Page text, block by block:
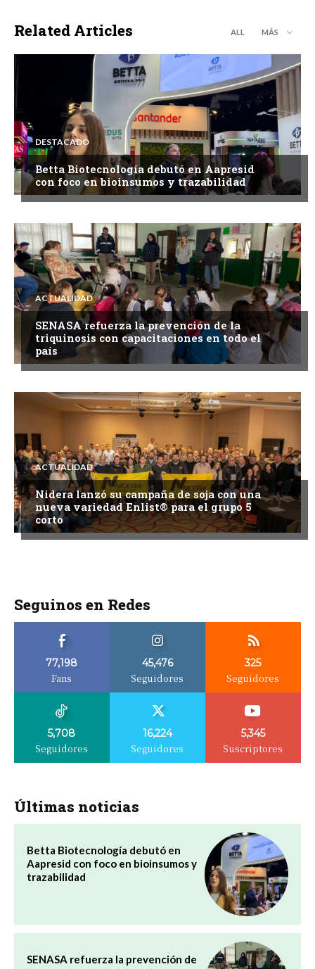
Related Articles ALL MÁS
DESTACADO
Betta Biotecnología debutó en Aapresid
con foco en bioinsumos y trazabilidad
ACTUALIDAD
SENASA refuerza la prevención de la
triquinosis con capacitaciones en todo el
país
ACTUALIDAD
Nidera lanzó su campaña de soja con una
nueva variedad Enlist® para el grupo 5
corto
Seguinos en Redes
77,198
Fans
45,476
Seguidores
325
Seguidores
5,708
Seguidores
16,224
Seguidores
5,345
Suscriptores
Últimas noticias
Betta Biotecnología debutó en
Aapresid con foco en bioinsumos y
trazabilidad
SENASA refuerza la prevención de